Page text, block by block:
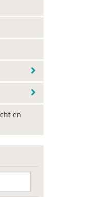
en